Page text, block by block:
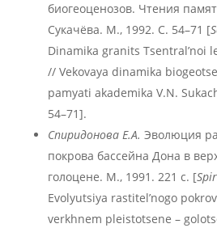
биогеоценозов. Чтения
Сукачёва. М., 1992. С. 54–71 [
Dinamika granits Tsentral’noi
// Vekovaya dinamika
pamyati akademika V.N.
54–71].
Спиридонова Е.А. Эволюция
покрова бассейна Дона в
голоцене. М., 1991. 221 с. [
Evolyutsiya rastitel’nogo
verkhnem pleistotsene –